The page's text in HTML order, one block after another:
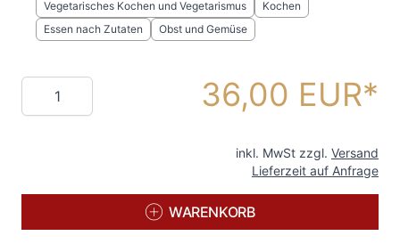
Vegetarisches Kochen und Vegetarismus
Kochen
Essen nach Zutaten
Obst und Gemüse
Menge 36,00 EUR
inkl. MwSt zzgl. Versand
Lieferzeit auf Anfrage
WARENKORB